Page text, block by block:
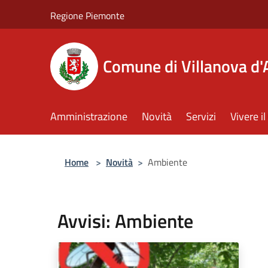
Regione Piemonte
Comune di Villanova
Amministrazione Novità Servizi Vivere
Home > Novità > Ambiente
Avvisi: Ambiente